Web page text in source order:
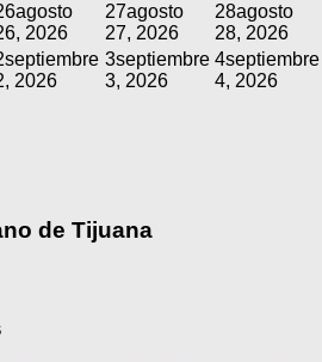
agosto
2026
27agosto
27, 2026
28agosto
28, 2026
septiembre
2026
3septiembre
3, 2026
4septiembre
4, 2026
de Tijuana